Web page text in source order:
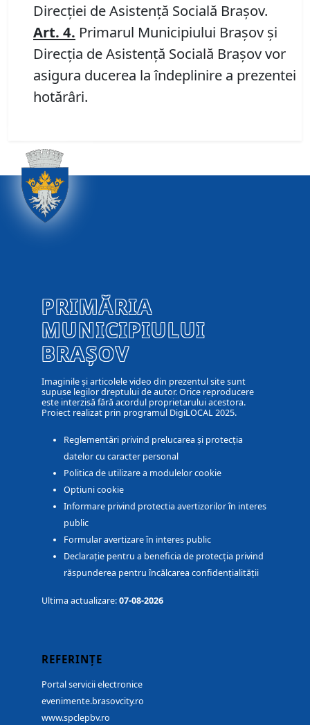
Direcţiei de Asistenţă Socială Braşov.
Art. 4. Primarul Municipiului Braşov şi
Direcţia de Asistenţă Socială Braşov vor
asigura ducerea la îndeplinire a prezentei
hotărâri.
PRIMĂRIA
MUNICIPIULUI
BRAȘOV
Imaginile și articolele video din prezentul site sunt
supuse legilor dreptului de autor. Orice reproducere
este interzisă fără acordul proprietarului acestora.
Proiect realizat prin programul DigiLOCAL 2025.
Reglementări privind prelucarea și protecția
datelor cu caracter personal
Politica de utilizare a modulelor cookie
Optiuni cookie
Informare privind protectia avertizorilor în interes
public
Formular avertizare în interes public
Declarație pentru a beneficia de protecția privind
răspunderea pentru încălcarea confidențialității
Ultima actualizare:07-08-2026
REFERINȚE
Portal servicii electronice
evenimente.brasovcity.ro
www.spclepbv.ro